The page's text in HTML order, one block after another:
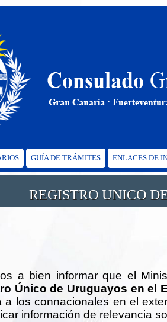
GUÍA DE TRÁMITES ENLACES DE
REGISTRO UNICO
a bien informar que el
Único de Uruguayos en el
a los connacionales en el
información de relevancia